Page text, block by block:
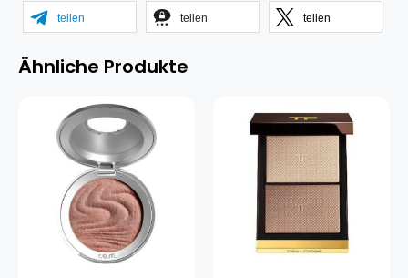
teilen teilen teilen
Ähnliche Produkte